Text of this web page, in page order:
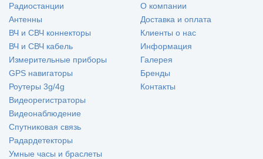
Радиостанции
Антенны
ВЧ и СВЧ коннекторы
ВЧ и СВЧ кабель
Измерительные приборы
GPS навигаторы
Роутеры 3g/4g
Видеорегистраторы
Видеонаблюдение
Спутниковая связь
Радардетекторы
Умные часы и браслеты
О компании
Доставка и оплата
Клиенты о нас
Информация
Галерея
Бренды
Контакты